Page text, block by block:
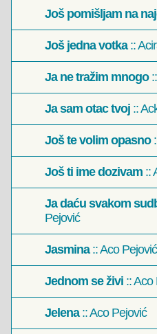
Još pomišljam na
Još jedna votka::
Ja ne tražim mnogo
Ja sam otac tvoj ::
Još te volim opasno
Još ti ime dozivam ::
Ja daću svakom
Pejović
Jasmina:: Aco Pejović
Jednom se živi :: Aco
Jelena:: Aco Pejović